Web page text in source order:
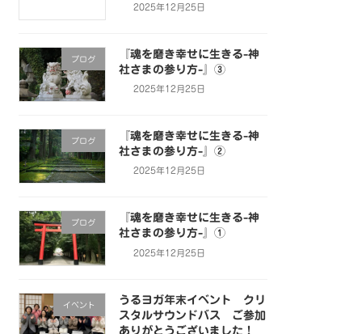
2025年12月25日
ブログ
『魂を磨き幸せに生きる-神
社さまの参り方-』③
2025年12月25日
ブログ
『魂を磨き幸せに生きる-神
社さまの参り方-』②
2025年12月25日
ブログ
『魂を磨き幸せに生きる-神
社さまの参り方-』①
2025年12月25日
イベント
うるヨガ年末イベント クリ
スタルサウンドバス ご参加
ありがとうございました！